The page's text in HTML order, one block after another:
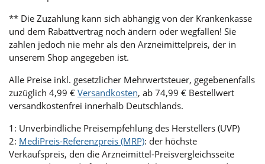
** Die Zuzahlung kann sich abhängig von der Krankenkasse
und dem Rabattvertrag noch ändern oder wegfallen! Sie
zahlen jedoch nie mehr als den Arzneimittelpreis, der in
unserem Shop angegeben ist.
Alle Preise inkl. gesetzlicher Mehrwertsteuer, gegebenenfalls
zuzüglich 4,99 € Versandkosten, ab 74,99 € Bestellwert
versandkostenfrei innerhalb Deutschlands.
1: Unverbindliche Preisempfehlung des Herstellers (UVP)
2: MediPreis-Referenzpreis (MRP): der höchste
Verkaufspreis, den die Arzneimittel-Preisvergleichsseite